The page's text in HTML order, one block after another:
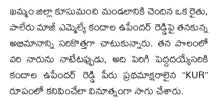
​ఖమ్మం జిల్లా కూసుమంచి మండలానికి చెందిన ఒక రైతు,
పాలేరు మాజీ ఎమ్మెల్యే కందాల ఉపేందర్ రెడ్డిపై తనకున్న
అభిమానాన్ని సరికొత్తగా చాటుకున్నారు. తన పొలంలో
వరి నారును నాటేటప్పుడు, అది పెరిగి పెద్దదయ్యేసరికి
కందాల ఉపేందర్ రెడ్డి పేరు ప్రథమాక్షరాలైన “KUR”
రూపంలో కనిపించేలా వినూత్నంగా సాగు చేశారు.